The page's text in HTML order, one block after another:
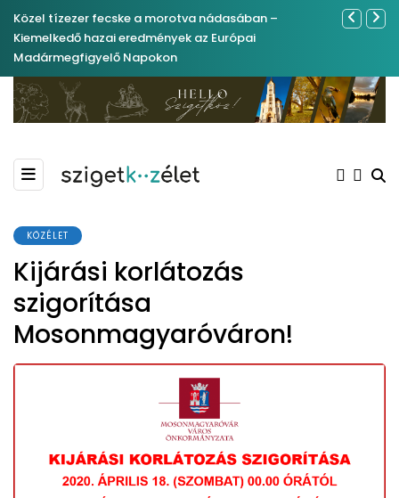
Közel tízezer fecske a morotva nádasában –
Kiemelkedő hazai eredmények az Európai
Madármegfigyelő Napokon
Ferenc
KÖZÉLET
Kijárási korlátozás
szigorítása
Mosonmagyaróváron!